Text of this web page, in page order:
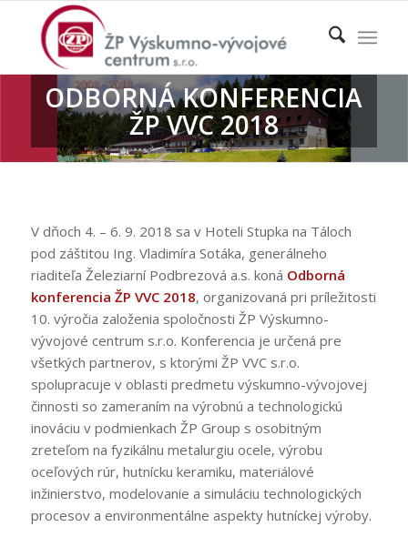
ODBORNÁ KONFERENCIA
ŽP VVC 2018
V dňoch 4. – 6. 9. 2018 sa v Hoteli Stupka na Táloch
pod záštitou Ing. Vladimíra Sotáka, generálneho
riaditeľa Železiarní Podbrezová a.s. koná Odborná
konferencia ŽP VVC 2018, organizovaná pri príležitosti
10. výročia založenia spoločnosti ŽP Výskumno-
vývojové centrum s.r.o. Konferencia je určená pre
všetkých partnerov, s ktorými ŽP VVC s.r.o.
spolupracuje v oblasti predmetu výskumno-vývojovej
činnosti so zameraním na výrobnú a technologickú
inováciu v podmienkach ŽP Group s osobitným
zreteľom na fyzikálnu metalurgiu ocele, výrobu
oceľových rúr, hutnícku keramiku, materiálové
inžinierstvo, modelovanie a simuláciu technologických
procesov a environmentálne aspekty hutníckej výroby.